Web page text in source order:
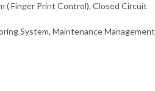
( Finger Print Control), Closed Circuit
System, Maintenance Management